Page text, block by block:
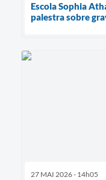
Escola Sophia
palestra sobre
27 MAI 2026 - 14h05